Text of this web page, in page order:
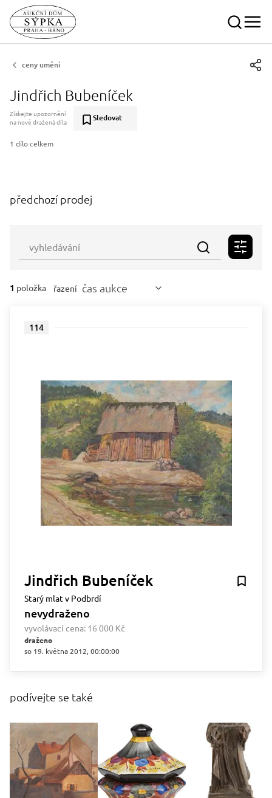
ceny umění
Jindřich Bubeníček
Získejte upozornění
na nově dražená díla
Sledovat
1 dílo celkem
předchozí prodej
1 položka řazení čas aukce
114
Jindřich Bubeníček
Starý mlat v Podbrdí
nevydraženo
vyvolávací cena: 16 000 Kč
draženo
so 19. května 2012, 00:00:00
podívejte se také